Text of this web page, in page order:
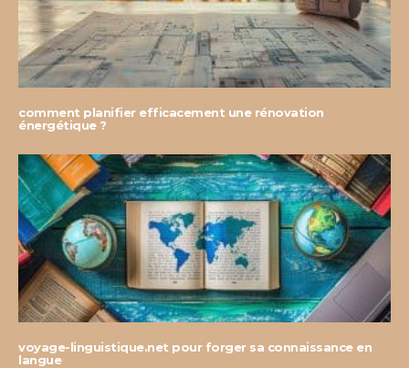
comment planifier efficacement une rénovation
énergétique ?
voyage-linguistique.net pour forger sa connaissance en
langue